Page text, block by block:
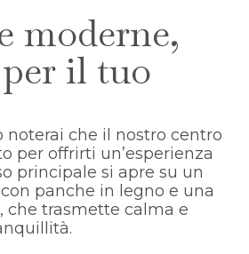
moderne,
il tuo
noterai che il nostro centro
per offrirti un’esperienza
principale si apre su un
panche in legno e una
che trasmette calma e